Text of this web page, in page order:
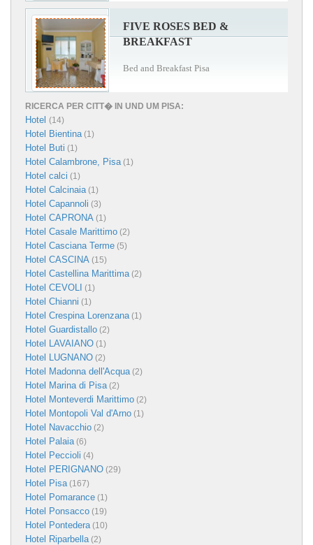
FIVE ROSES BED &
BREAKFAST
Bed and Breakfast Pisa
RICERCA PER CITT� IN UND UM PISA:
Hotel (14)
Hotel Bientina(1)
Hotel Buti (1)
Hotel Calambrone, Pisa(1)
Hotel calci (1)
Hotel Calcinaia(1)
Hotel Capannoli (3)
Hotel CAPRONA (1)
Hotel Casale Marittimo (2)
Hotel Casciana Terme (5)
Hotel CASCINA (15)
Hotel Castellina Marittima(2)
Hotel CEVOLI (1)
Hotel Chianni (1)
Hotel Crespina Lorenzana(1)
Hotel Guardistallo (2)
Hotel LAVAIANO (1)
Hotel LUGNANO (2)
Hotel Madonna dell'Acqua(2)
Hotel Marina di Pisa(2)
Hotel Monteverdi Marittimo (2)
Hotel Montopoli Val d'Arno (1)
Hotel Navacchio (2)
Hotel Palaia(6)
Hotel Peccioli (4)
Hotel PERIGNANO (29)
Hotel Pisa(167)
Hotel Pomarance (1)
Hotel Ponsacco (19)
Hotel Pontedera(10)
Hotel Riparbella(2)